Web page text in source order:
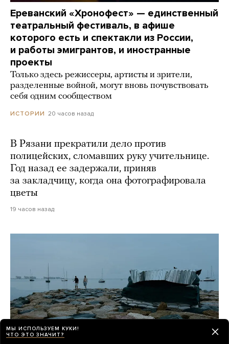
Ереванский «Хронофест» — единственный
театральный фестиваль, в афише
которого есть и спектакли из России,
и работы эмигрантов, и иностранные
проекты
Только здесь режиссеры, артисты и зрители,
разделенные войной, могут вновь почувствовать
себя одним сообществом
ИСТОРИИ 20 часов назад
В Рязани прекратили дело против
полицейских, сломавших руку учительнице.
Год назад ее задержали, приняв
за закладчицу, когда она фотографировала
цветы
19 часов назад
МЫ ИСПОЛЬЗУЕМ КУКИ!
ЧТО ЭТО ЗНАЧИТ?